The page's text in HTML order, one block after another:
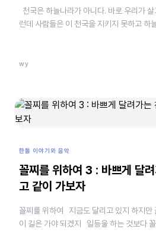
천국은 하늘나라가 아니다. 바로 우리가
런데 사람들은 이 천국을 지키지 못하고
wy
한돌 이야기와 음악
꼴찌를 위하여 3 : 바쁘게 달
고 같이 가보자
꼴찌를 위하여 지금도 달리고 있지 하지만 꼴찌인 것을 그래도 내가 가는
이 길은 가야 되겠지 일등을 하는 것보다 꼴찌가 더욱 힘들다 바쁘게 달